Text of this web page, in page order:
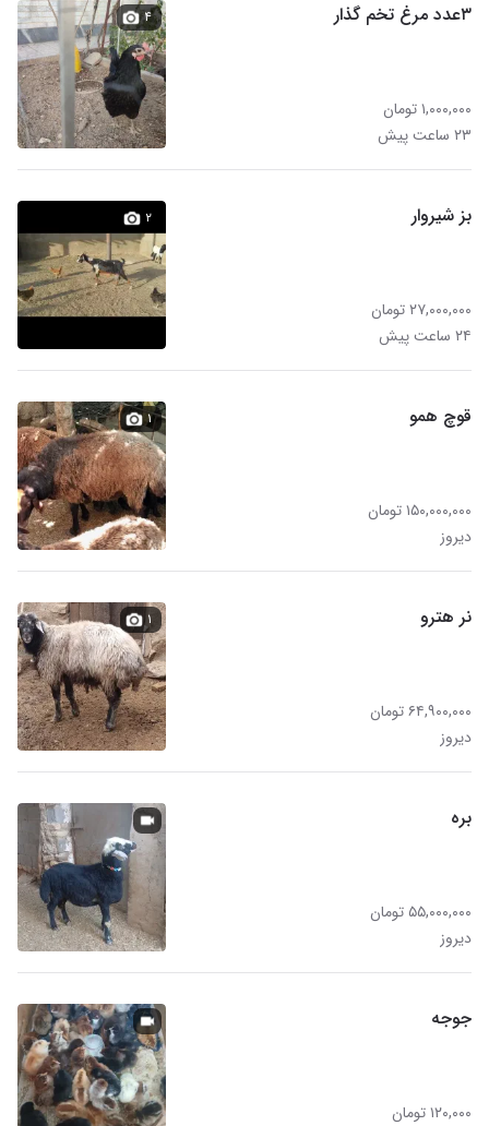
۳عدد مرغ تخم گذار
۱,۰۰۰,۰۰۰ تومان
۲۳ ساعت پیش
۴
بز شیروار
۲۷,۰۰۰,۰۰۰ تومان
۲۴ ساعت پیش
۲
قوچ همو
۱۵۰,۰۰۰,۰۰۰ تومان
دیروز
۱
نر هترو
۶۴,۹۰۰,۰۰۰ تومان
دیروز
۱
بره
۵۵,۰۰۰,۰۰۰ تومان
دیروز
جوجه
۱۲۰,۰۰۰ تومان